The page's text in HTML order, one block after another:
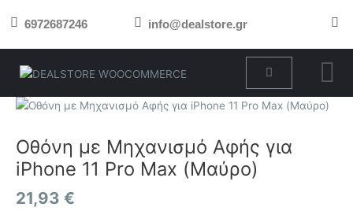
στο 6972687246 info@dealstore.gr
Cart
Οθόνη με Μηχανισμό Αφής για
iPhone 11 Pro Max (Μαύρο)
21,93 €
Οθόνη
Μηχανισμό
Αφής
για
iPhone